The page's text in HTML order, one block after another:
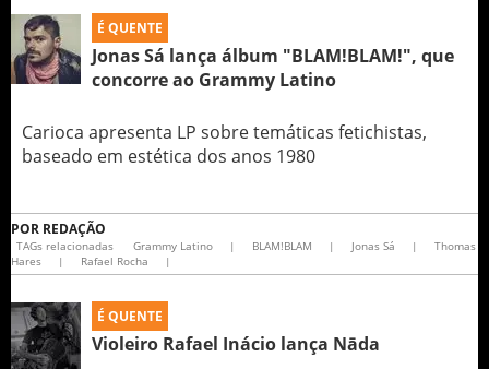
É QUENTE
Jonas Sá lança álbum "BLAM!BLAM!", que
concorre ao Grammy Latino
Carioca apresenta LP sobre temáticas fetichistas,
baseado em estética dos anos 1980
POR REDAÇÃO
TAGs relacionadas Grammy Latino | BLAM!BLAM | Jonas Sá |
Thomas
Hares
| Rafael Rocha |
É QUENTE
Violeiro Rafael Inácio lança Nāda